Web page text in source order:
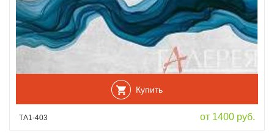
Купить
ТА1-403 от 1400 руб.